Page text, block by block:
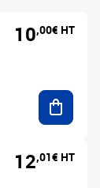
10,00€ HT
12,01€ HT